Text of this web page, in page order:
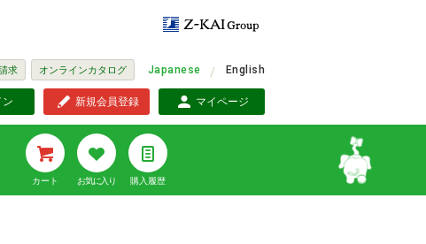
求 オンラインカタログ Japanese English
ン 新規会員登録 マイページ
カート お気に入り 購入履歴